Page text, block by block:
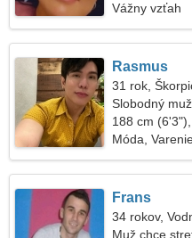
Vážny vzťah
Rasmus
31 rok,
Slobodný
188 cm
Móda,
Frans
34 rokov,
Muž chce